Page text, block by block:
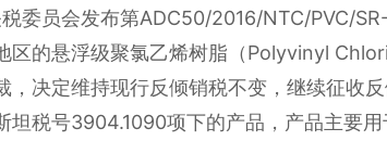
委员会发布第ADC50/2016/NTC/PVC/
区的悬浮级聚氯乙烯树脂（Polyvinyl
，决定维持现行反倾销税不变，继续征收
坦税号3904.1090项下的产品，产品主要